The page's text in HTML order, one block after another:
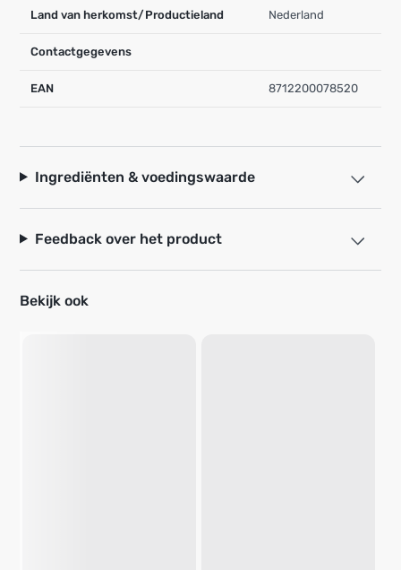
Land van herkomst/Productieland Nederland
Contactgegevens
EAN 8712200078520
Ingrediënten & voedingswaarde
Feedback over het product
Bekijk ook